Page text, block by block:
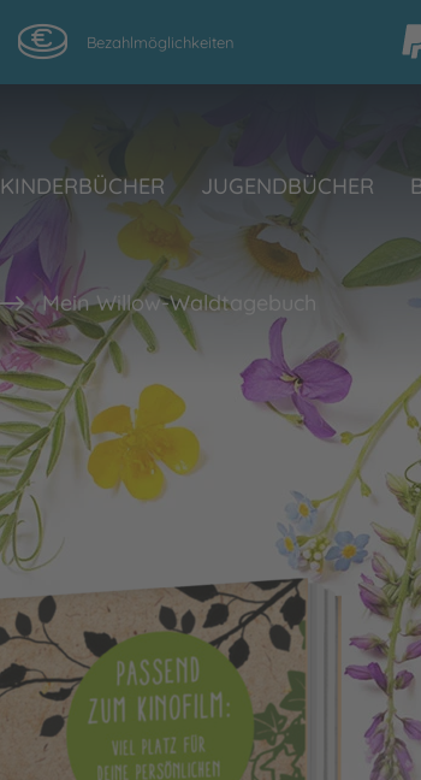
Bezahlmöglichkeiten
KINDERBÜCHER JUGENDBÜCHER
Mein Willow-Waldtagebuch